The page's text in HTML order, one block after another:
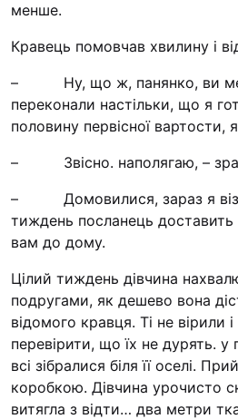
менше.
Кравець помовчав хвилину і
– Ну, що ж, панянко, ви
переконали настільки, що я
половину первісної вартости,
– Звісно. наполягаю, –
– Домовилися, зараз я
тиждень посланець
вам до дому.
Цілий тиждень дівчина
подругами, як дешево вона
відомого кравця. Ті не вірили
перевірити, що їх не дурять. у
всі зібралися біля її оселі.
коробкою. Дівчина урочисто
витягла з відти… два метри